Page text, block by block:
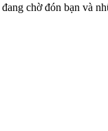
chờ đón bạn và